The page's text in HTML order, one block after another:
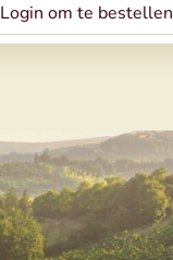
Login om te bestellen